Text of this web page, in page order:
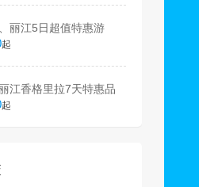
丽江5日超值特惠游
起
江香格里拉7天特惠品
起